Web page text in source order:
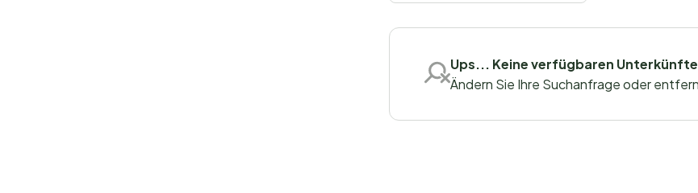
Ups... Keine verfügbaren
Ändern Sie Ihre Suchanfrage oder